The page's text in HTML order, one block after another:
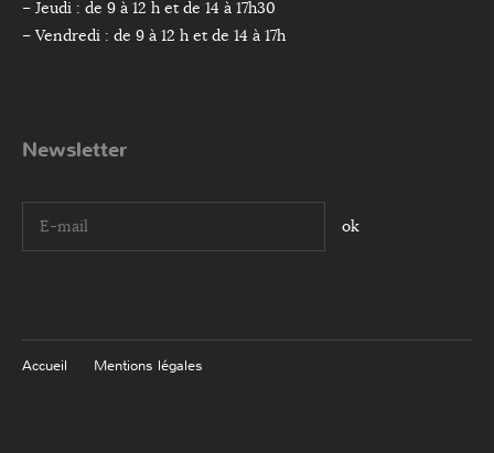
– Jeudi : de 9 à 12 h et de 14 à 17h30
– Vendredi : de 9 à 12 h et de 14 à 17h
Newsletter
I agree terms and conditions.*
Accueil Mentions légales